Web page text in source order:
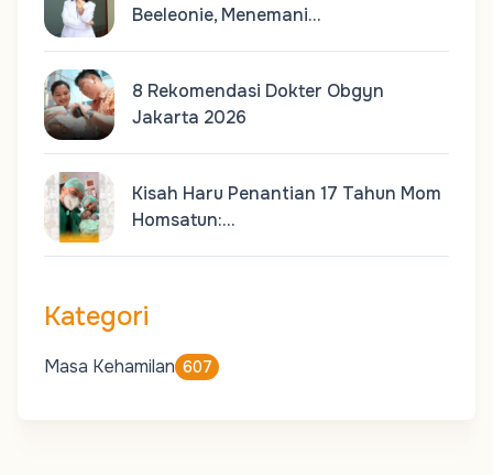
Beeleonie, Menemani…
8 Rekomendasi Dokter Obgyn
Jakarta 2026
Kisah Haru Penantian 17 Tahun Mom
Homsatun:…
Kategori
Masa Kehamilan 607